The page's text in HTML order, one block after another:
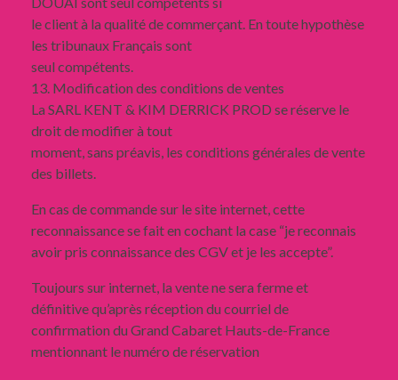
le client à la qualité de commerçant. En toute hypothèse
les tribunaux Français sont
seul compétents.
13. Modification des conditions de ventes
La SARL KENT & KIM DERRICK PROD se réserve le
droit de modifier à tout
moment, sans préavis, les conditions générales de vente
des billets.
En cas de commande sur le site internet, cette
reconnaissance se fait en cochant la case “je reconnais
avoir pris connaissance des CGV et je les accepte”.
Toujours sur internet, la vente ne sera ferme et
définitive qu’après réception du courriel de
confirmation du Grand Cabaret Hauts-de-France
mentionnant le numéro de réservation